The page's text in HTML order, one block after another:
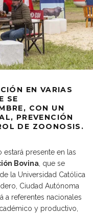
EN VARIAS
SE
CON UN
PREVENCIÓN
DE ZOONOSIS.
presente en las
Bovina , que se
la Universidad Católica
Ciudad Autónoma
a referentes nacionales
y productivo,